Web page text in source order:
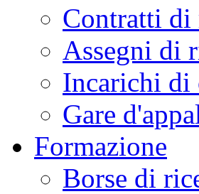
Contratti di
Assegni di
Incarichi di
Gare
Formazione
Borse di